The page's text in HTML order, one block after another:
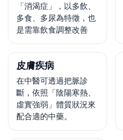
「消渴症」，以多飲、
多食、多尿為特徵，也
是需靠飲食調整改善
皮膚疾病
在中醫可透過把脈診
斷，依照「陰陽寒熱、
虛實強弱」體質狀況來
配合適的中藥。